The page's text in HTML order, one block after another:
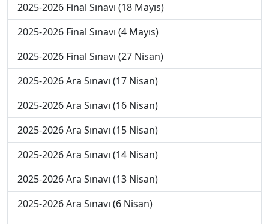
2025-2026 Final Sınavı (18 Mayıs)
2025-2026 Final Sınavı (4 Mayıs)
2025-2026 Final Sınavı (27 Nisan)
2025-2026 Ara Sınavı (17 Nisan)
2025-2026 Ara Sınavı (16 Nisan)
2025-2026 Ara Sınavı (15 Nisan)
2025-2026 Ara Sınavı (14 Nisan)
2025-2026 Ara Sınavı (13 Nisan)
2025-2026 Ara Sınavı (6 Nisan)